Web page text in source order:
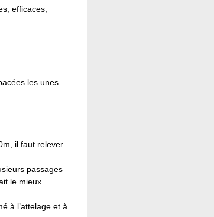
efficaces,
les unes
il faut relever
passages
le mieux.
à l’attelage et à